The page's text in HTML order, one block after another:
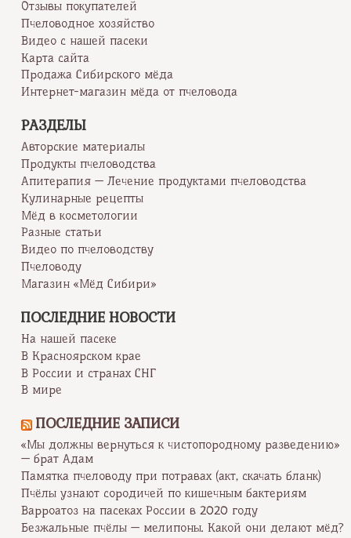
Отзывы покупателей
Пчеловодное хозяйство
Видео с нашей пасеки
Карта сайта
Продажа Сибирского мёда
Интернет-магазин мёда от пчеловода
РАЗДЕЛЫ
Авторские материалы
Продукты пчеловодства
Апитерапия — Лечение продуктами пчеловодства
Кулинарные рецепты
Мёд в косметологии
Разные статьи
Видео по пчеловодству
Пчеловоду
Магазин «Мёд Сибири»
ПОСЛЕДНИЕ НОВОСТИ
На нашей пасеке
В Красноярском крае
В России и странах СНГ
В мире
ПОСЛЕДНИЕ ЗАПИСИ
«Мы должны вернуться к чистопородному разведению»
— брат Адам
Памятка пчеловоду при потравах (акт, скачать бланк)
Пчёлы узнают сородичей по кишечным бактериям
Варроатоз на пасеках России в 2020 году
Безжальные пчёлы — мелипоны. Какой они делают мёд?